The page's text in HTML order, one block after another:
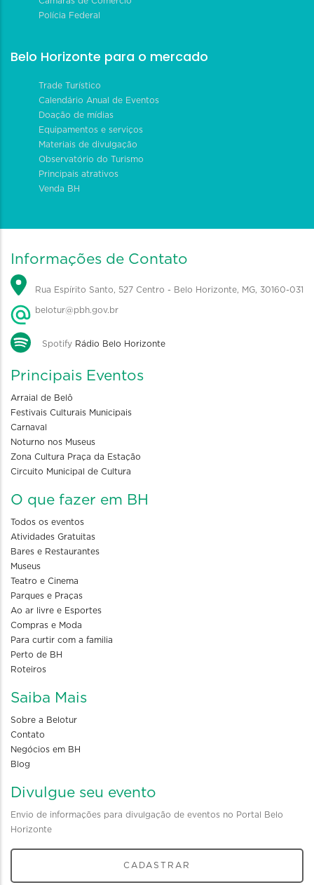
Polícia Federal
Belo Horizonte para o mercado
Trade Turístico
Calendário Anual de Eventos
Doação de mídias
Equipamentos e serviços
Materiais de divulgação
Observatório do Turismo
Principais atrativos
Venda BH
Informações de Contato
Rua Espírito Santo, 527 Centro - Belo Horizonte, MG, 30160-031
belotur@pbh.gov.br
Spotify Rádio Belo Horizonte
Principais Eventos
Arraial de Belô
Festivais Culturais Municipais
Carnaval
Noturno nos Museus
Zona Cultura Praça da Estação
Circuito Municipal de Cultura
O que fazer em BH
Todos os eventos
Atividades Gratuitas
Bares e Restaurantes
Museus
Teatro e Cinema
Parques e Praças
Ao ar livre e Esportes
Compras e Moda
Para curtir com a familia
Perto de BH
Roteiros
Saiba Mais
Sobre a Belotur
Contato
Negócios em BH
Blog
Divulgue seu evento
Envio de informações para divulgação de eventos no Portal Belo
Horizonte
CADASTRAR